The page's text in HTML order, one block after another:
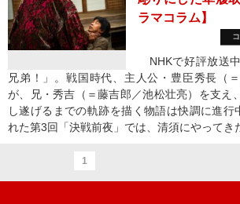
ラマコラム】
NHKで好評放送
兄弟！」。戦国時代、主人公・豊臣秀長（
が、兄・秀吉（＝藤吉郎／池松壮亮）を支え
し遂げるまでの軌跡を描く物語は快調に進行
れた第3回「決戦前夜」では、清須にやってき
1